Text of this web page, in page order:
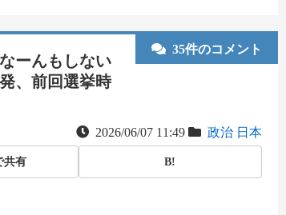
35件のコメント
ーんもしない
、前回選挙時
2026/06/07 11:49 政治 日本
共有 B!